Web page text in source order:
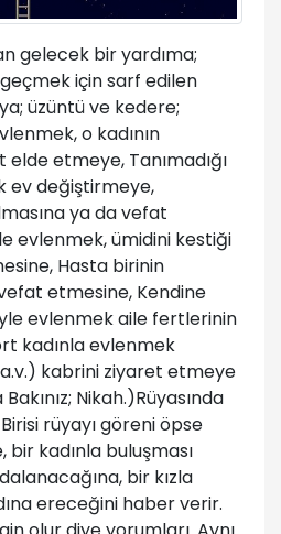
gelecek bir yardıma;
için sarf edilen
üzüntü ve kedere;
o kadının
etmeye, Tanımadığı
ev değiştirmeye,
ya da vefat
evlenmek, ümidini kestiği
Hasta birinin
etmesine, Kendine
evlenmek aile fertlerinin
kadınla evlenmek
kabrini ziyaret etmeye
Nikah.)Rüyasında
rüyayı göreni öpse
kadınla buluşması
bir kızla
ereceğini haber verir.